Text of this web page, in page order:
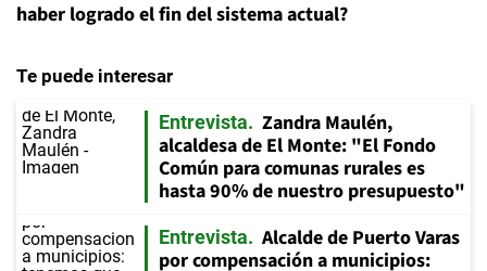
haber logrado el fin del sistema actual?
Te puede interesar
Entrevista
Zandra Maulén,
alcaldesa de El Monte: "El Fondo
Común para comunas rurales es
hasta 90% de nuestro presupuesto"
Entrevista
Alcalde de Puerto Varas
por compensación a municipios: